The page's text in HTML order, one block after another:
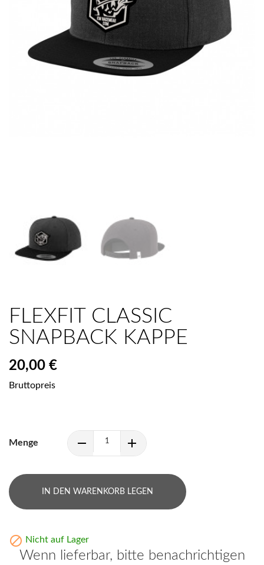
FLEXFIT CLASSIC
SNAPBACK KAPPE
20,00 €
Bruttopreis
Menge
IN DEN WARENKORB LEGEN
 Nicht auf Lager
Wenn lieferbar, bitte benachrichtigen